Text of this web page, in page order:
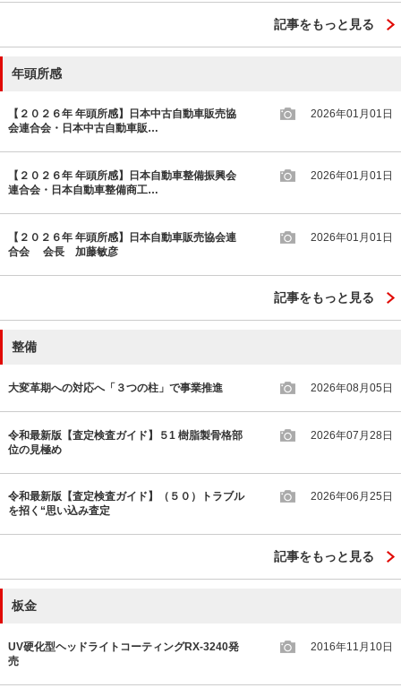
記事をもっと見る
年頭所感
【２０２６年 年頭所感】日本中古自動車販売協
会連合会・日本中古自動車販…
2026年01月01日
【２０２６年 年頭所感】日本自動車整備振興会
連合会・日本自動車整備商工…
2026年01月01日
【２０２６年 年頭所感】日本自動車販売協会連
合会 会長 加藤敏彦
2026年01月01日
記事をもっと見る
整備
大変革期への対応へ「３つの柱」で事業推進 2026年08月05日
令和最新版【査定検査ガイド】５1 樹脂製骨格部
位の見極め
2026年07月28日
令和最新版【査定検査ガイド】（５０）トラブル
を招く“思い込み査定
2026年06月25日
記事をもっと見る
板金
UV硬化型ヘッドライトコーティングRX-3240発
売
2016年11月10日